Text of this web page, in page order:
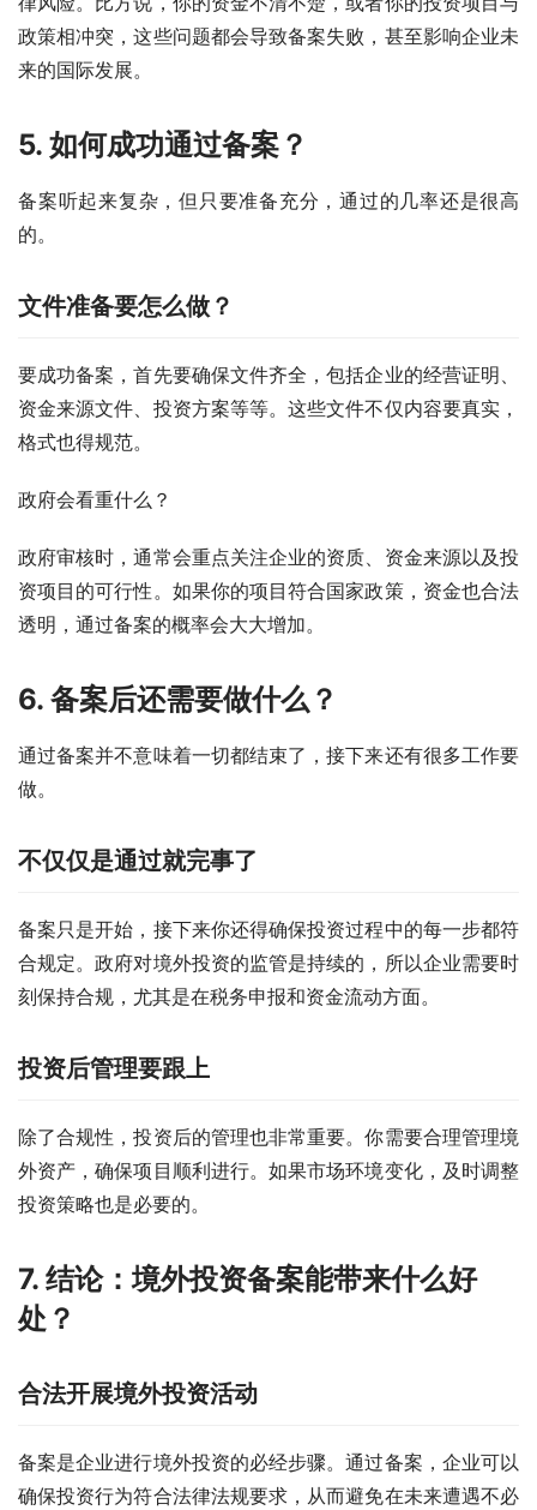
政策相冲突，这些问题都会导致备案失败，甚至影响企业未
来的国际发展。
5. 如何成功通过备案？
备案听起来复杂，但只要准备充分，通过的几率还是很高
的。
文件准备要怎么做？
要成功备案，首先要确保文件齐全，包括企业的经营证明、
资金来源文件、投资方案等等。这些文件不仅内容要真实，
格式也得规范。
政府会看重什么？
政府审核时，通常会重点关注企业的资质、资金来源以及投
资项目的可行性。如果你的项目符合国家政策，资金也合法
透明，通过备案的概率会大大增加。
6. 备案后还需要做什么？
通过备案并不意味着一切都结束了，接下来还有很多工作要
做。
不仅仅是通过就完事了
备案只是开始，接下来你还得确保投资过程中的每一步都符
合规定。政府对境外投资的监管是持续的，所以企业需要时
刻保持合规，尤其是在税务申报和资金流动方面。
投资后管理要跟上
除了合规性，投资后的管理也非常重要。你需要合理管理境
外资产，确保项目顺利进行。如果市场环境变化，及时调整
投资策略也是必要的。
7. 结论：境外投资备案能带来什么好
处？
合法开展境外投资活动
备案是企业进行境外投资的必经步骤。通过备案，企业可以
确保投资行为符合法律法规要求，从而避免在未来遭遇不必